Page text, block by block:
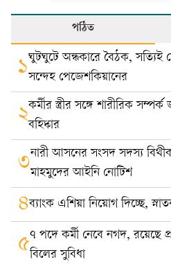
পঠিত
১ঘুটঘুটে অন্ধকারে বৈঠক, সত্যিই
সন্দেহ পেজেশকিয়ানের
২কর্মীর স্ত্রীর সঙ্গে শারীরিক
বহিষ্কার
৩নারী আসনের সংসদ সদস্য
মাহমুদের আইনি নোটিশ
৪ব্যাংক এশিয়া নিয়োগ দিচ্ছে,
৫৭ পদে কর্মী নেবে নগদ, রয়েছে
বিলের সুবিধা